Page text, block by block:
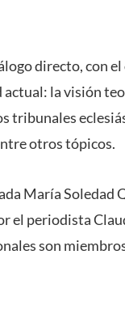
directo, con
la visión
tribunales
otros tópicos.
María Soledad
el periodista
son